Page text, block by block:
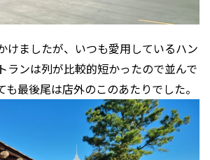
けましたが、いつも愛用しているハン
ランは列が比較的短かったので並んで
も最後尾は店外のこのあたりでした。